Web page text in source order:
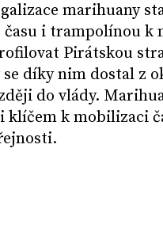
marihuany
i trampolínou k
Pirátskou
díky nim dostal z
do vlády.
klíčem k mobilizaci